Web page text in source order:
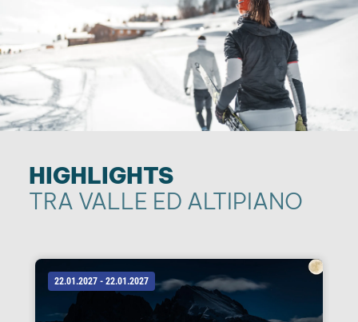
HIGHLIGHTS
TRA VALLE ED ALTIPIANO
22.01.2027 - 22.01.2027